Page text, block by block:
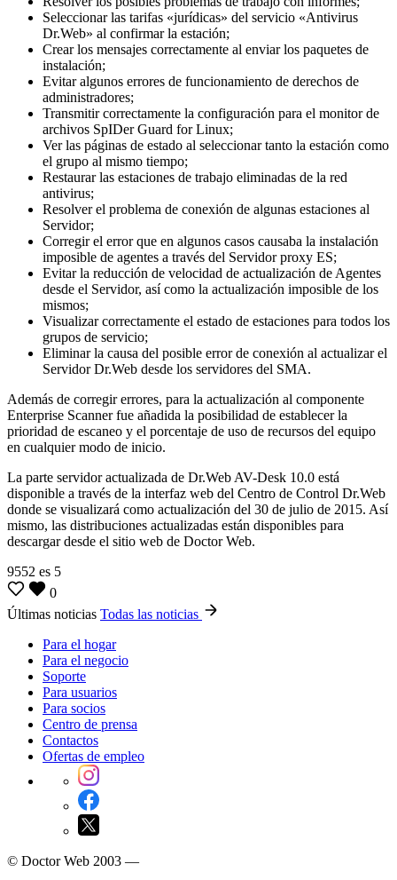
Seleccionar las tarifas «jurídicas» del servicio «Antivirus
Dr.Web» al confirmar la estación;
Crear los mensajes correctamente al enviar los paquetes de
instalación;
Evitar algunos errores de funcionamiento de derechos de
administradores;
Transmitir correctamente la configuración para el monitor de
archivos SpIDer Guard for Linux;
Ver las páginas de estado al seleccionar tanto la estación como
el grupo al mismo tiempo;
Restaurar las estaciones de trabajo eliminadas de la red
antivirus;
Resolver el problema de conexión de algunas estaciones al
Servidor;
Corregir el error que en algunos casos causaba la instalación
imposible de agentes a través del Servidor proxy ES;
Evitar la reducción de velocidad de actualización de Agentes
desde el Servidor, así como la actualización imposible de los
mismos;
Visualizar correctamente el estado de estaciones para todos los
grupos de servicio;
Eliminar la causa del posible error de conexión al actualizar el
Servidor Dr.Web desde los servidores del SMA.
Además de corregir errores, para la actualización al componente
Enterprise Scanner fue añadida la posibilidad de establecer la
prioridad de escaneo y el porcentaje de uso de recursos del equipo
en cualquier modo de inicio.
La parte servidor actualizada de Dr.Web AV-Desk 10.0 está
disponible a través de la interfaz web del Centro de Control Dr.Web
donde se visualizará como actualización del 30 de julio de 2015. Así
mismo, las distribuciones actualizadas están disponibles para
descargar desde el sitio web de Doctor Web.
9552 es 5
0
Últimas noticias Todas las noticias
Para el hogar
Para el negocio
Soporte
Para usuarios
Para socios
Centro de prensa
Contactos
Ofertas de empleo
© Doctor Web 2003 —